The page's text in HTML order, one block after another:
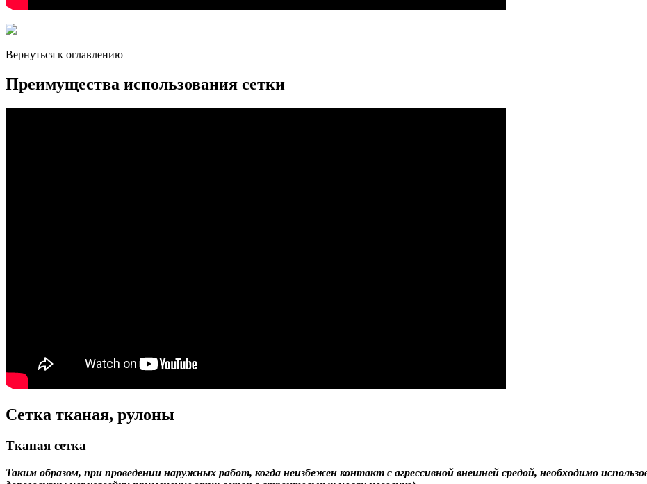
Вернуться к оглавлению
Преимущества использования сетки
Сетка тканая, рулоны
Тканая сетка
Таким образом, при проведении наружных работ, когда неизбежен контакт с агрессивной внешней средой, необходимо